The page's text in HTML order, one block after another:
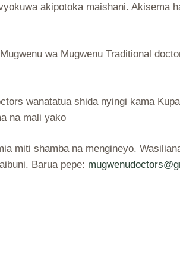
akipotoka maishani. Akisema
wa Mugwenu Traditional
wanatatua shida nyingi kama
na mali yako
miti shamba na mengineyo.
Barua pepe: